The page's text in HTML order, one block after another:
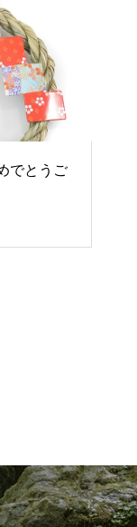
でとうご